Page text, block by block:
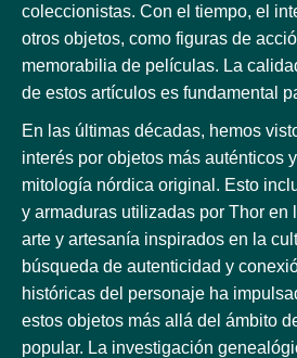
coleccionistas. Con el tiempo, el
otros objetos, como figuras de
memorabilia de películas. La
de estos artículos es fundamental
En las últimas décadas, hemos
interés por objetos más auténticos
mitología nórdica original. Esto
y armaduras utilizadas por Thor en
arte y artesanía inspirados en la
búsqueda de autenticidad y
históricas del personaje ha
estos objetos más allá del ámbito
popular. La investigación